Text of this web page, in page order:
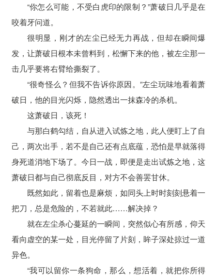
“你怎么可能，不受白虎印的限制？”萧破日几乎是在
咬着牙问道。
很明显，刚才的左尘已经无力再战，但却在瞬间爆
发，让萧破日根本未曾料到，松懈下来的他，被左尘那一
击几乎要将右臂给撕裂了。
“很奇怪么？但我不告诉你原因。”左尘玩味地看着萧
破日，他的目光闪烁，隐然透出一抹森冷的杀机。
这萧破日，该死！
与那白鹤勾结，自从进入试炼之地，此人便盯上了自
己，两次出手，若不是自己还有点底蕴，恐怕是早就落得
身死道消地下场了。今日一战，即便是走出试炼之地，这
萧破日都与自己彻底反目，对方不会善罢甘休。
既然如此，留着也是麻烦，如同头上时时刻刻悬着一
把刀，总是危险的，不若就此……解决掉？
就在左尘杀心蔓延的一瞬间，突然似心有所感，仰天
看向虚空的某一处，目光停留了片刻，眸子深处掠过一道
异色。
“我可以留你一条狗命，那么，想活着，就把你所得